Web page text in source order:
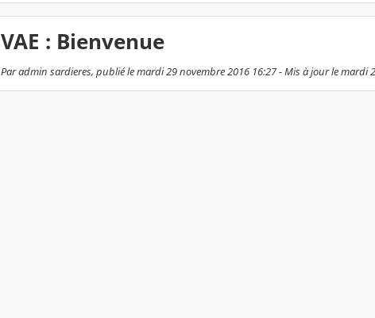
VAE : Bienvenue
Par admin sardieres, publié le mardi 29 novembre 2016 16:27 - Mis à jour le mardi